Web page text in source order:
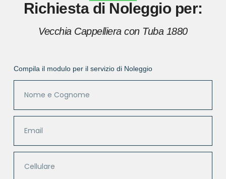
Richiesta di Noleggio per:
Vecchia Cappelliera con Tuba 1880
Compila il modulo per il servizio di Noleggio